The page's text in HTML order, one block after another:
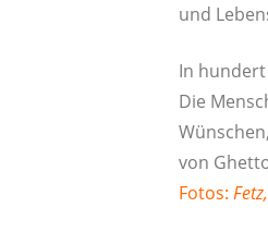
und
In
Die
von
Fotos: